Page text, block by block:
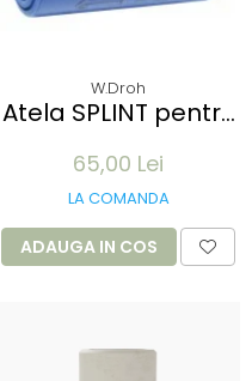
W.Droh
Atela SPLINT pentru
- refolosibila,
impermeabila,
radio-transparenta
- rola 100x11 cm
65,00 Lei
LA COMANDA
ADAUGA IN COS